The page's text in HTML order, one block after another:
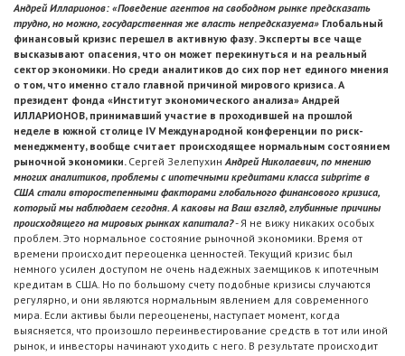
Андрей Илларионов: «Поведение агентов на свободном рынке предсказать
трудно, но можно, государственная же власть непредсказуема» Глобальный
финансовый кризис перешел в активную фазу. Эксперты все чаще
высказывают опасения, что он может перекинуться и на реальный
сектор экономики. Но среди аналитиков до сих пор нет единого мнения
о том, что именно стало главной причиной мирового кризиса. А
президент фонда «Институт экономического анализа» Андрей
ИЛЛАРИОНОВ, принимавший участие в проходившей на прошлой
неделе в южной столице IV Международной конференции по риск-
менеджменту, вообще считает происходящее нормальным состоянием
рыночной экономики. Сергей ЗелепухинАндрей Николаевич, по мнению
многих аналитиков, проблемы с ипотечными кредитами класса subprime в
США стали второстепенными факторами глобального финансового кризиса,
который мы наблюдаем сегодня. А каковы на Ваш взгляд, глубинные причины
происходящего на мировых рынках капитала?- Я не вижу никаких особых
проблем. Это нормальное состояние рыночной экономики. Время от
времени происходит переоценка ценностей. Текущий кризис был
немного усилен доступом не очень надежных заемщиков к ипотечным
кредитам в США. Но по большому счету подобные кризисы случаются
регулярно, и они являются нормальным явлением для современного
мира. Если активы были переоценены, наступает момент, когда
выясняется, что произошло переинвестирование средств в тот или иной
рынок, и инвесторы начинают уходить с него. В результате происходит